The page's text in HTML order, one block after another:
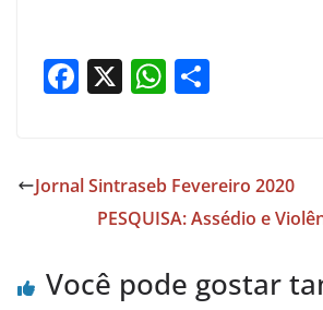
F
e
b
o
X W
s
A
p
e
Jornal Sintraseb Fevereiro 2020
PESQUISA: Assédio e
Você pode gostar